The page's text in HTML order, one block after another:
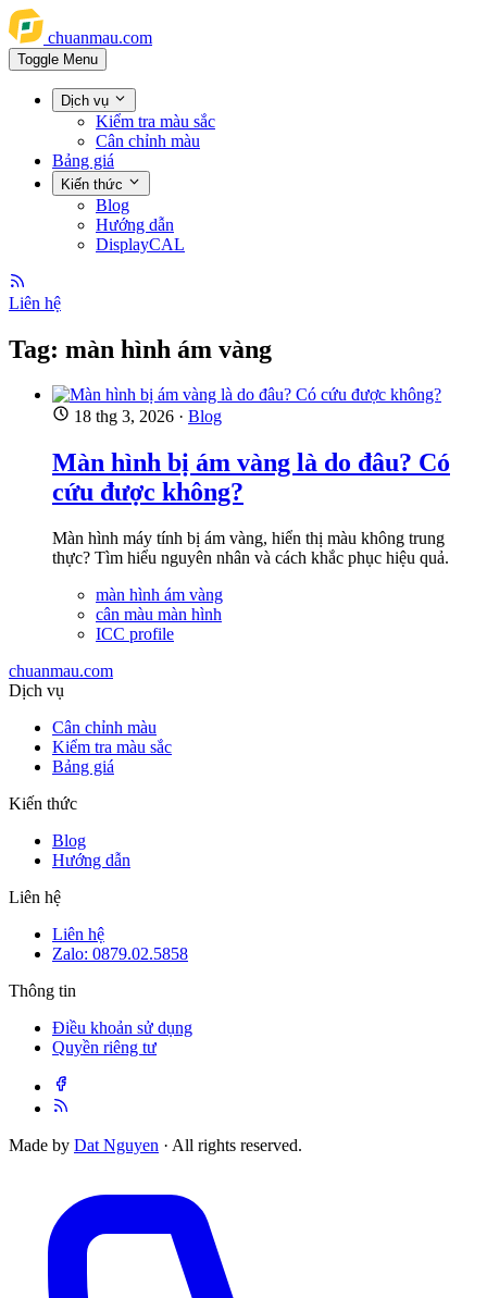
chuanmau.com
Toggle Menu
Dịch vụ
Kiểm tra màu sắc
Cân chỉnh màu
Bảng giá
Kiến thức
Blog
Hướng dẫn
DisplayCAL
Liên hệ
Tag: màn hình ám vàng
18 thg 3, 2026 · Blog
Màn hình bị ám vàng là do đâu? Có
cứu được không?
Màn hình máy tính bị ám vàng, hiển thị màu không trung
thực? Tìm hiểu nguyên nhân và cách khắc phục hiệu quả.
màn hình ám vàng
cân màu màn hình
ICC profile
chuanmau.com
Dịch vụ
Cân chỉnh màu
Kiểm tra màu sắc
Bảng giá
Kiến thức
Blog
Hướng dẫn
Liên hệ
Liên hệ
Zalo: 0879.02.5858
Thông tin
Điều khoản sử dụng
Quyền riêng tư
Made by Dat Nguyen · All rights reserved.